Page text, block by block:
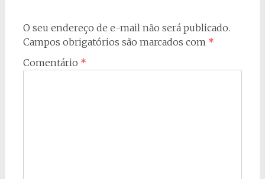
O seu endereço de e-mail não será publicado.
Campos obrigatórios são marcados com *
Comentário *